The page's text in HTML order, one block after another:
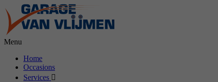
Menu
Home
Occasions
Services